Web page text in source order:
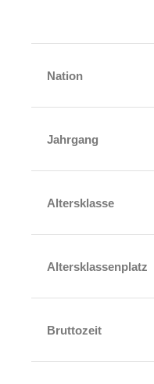
Nation
Jahrgang
Altersklasse
Altersklassenplatz
Bruttozeit